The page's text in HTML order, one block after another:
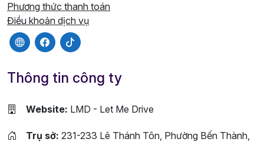
Phương thức thanh toán
Điều khoản dịch vụ
Thông tin công ty
Website: LMD - Let Me Drive
Trụ sở: 231-233 Lê Thánh Tôn, Phường Bến Thành,